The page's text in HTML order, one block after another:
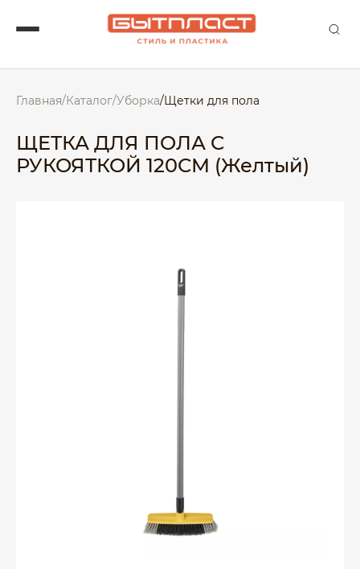
Главная/Каталог/Уборка/Щетки для пола
ЩЕТКА ДЛЯ ПОЛА С
РУКОЯТКОЙ 120СМ (Желтый)